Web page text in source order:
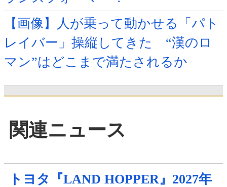
【画像】人が乗って動かせる「パト
レイバー」操縦してきた “漢のロ
マン”はどこまで満たされるか
関連ニュース
トヨタ『LAND HOPPER』2027年